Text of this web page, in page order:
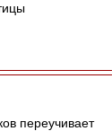
переучивает